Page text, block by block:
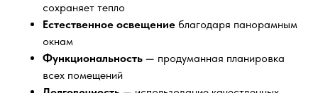
сохраняет тепло
Естественное освещение благодаря панорамным
окнам
Функциональность — продуманная планировка
всех помещений